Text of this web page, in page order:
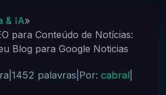
& IA»
para Conteúdo de Notícias:
Blog para Google Noticias
1452 palavras Por: cabral|